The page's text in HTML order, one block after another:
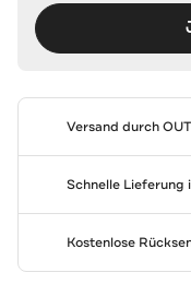
Versand durch
Schnelle Lieferung
Kostenlose